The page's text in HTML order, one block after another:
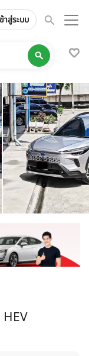
าสู่ระบบ
HEV